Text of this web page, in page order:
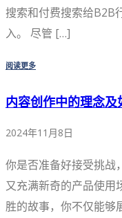
搜索和付费搜索给B2B
入。 尽管 […]
阅读更多
内容创作中的理念及
2024年11月8日
你是否准备好接受挑战
又充满新奇的产品使用
胜的故事，你不仅能够